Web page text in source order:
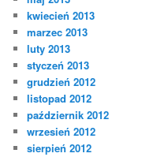
kwiecień 2013
marzec 2013
luty 2013
styczeń 2013
grudzień 2012
listopad 2012
październik 2012
wrzesień 2012
sierpień 2012